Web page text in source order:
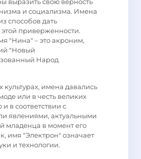
и социализма. Имена
способов дать
приверженности.
"Нина" – это акроним,
"Новый
Народ
культурах, имена давались
или в честь великих
и в соответствии с
явлениями, актуальными
младенца в момент его
имя "Электрон" означает
и технологии.